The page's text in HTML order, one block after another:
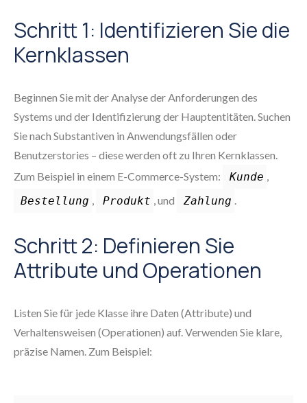
Schritt 1: Identifizieren Sie die
Kernklassen
Beginnen Sie mit der Analyse der Anforderungen des
Systems und der Identifizierung der Hauptentitäten. Suchen
Sie nach Substantiven in Anwendungsfällen oder
Benutzerstories – diese werden oft zu Ihren Kernklassen.
Zum Beispiel in einem E-Commerce-System:
Kunde ,
Bestellung , Produkt , und Zahlung .
Schritt 2: Definieren Sie
Attribute und Operationen
Listen Sie für jede Klasse ihre Daten (Attribute) und
Verhaltensweisen (Operationen) auf. Verwenden Sie klare,
präzise Namen. Zum Beispiel: